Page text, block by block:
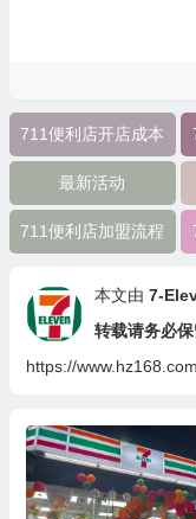
711便利店开店成本
最新活动
711便利店加盟流程
本文由 7-
转载请务必保
https://